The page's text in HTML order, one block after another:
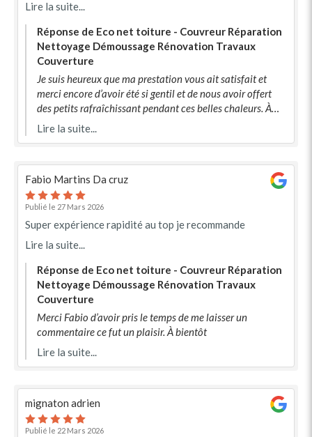
Lire la suite...
Réponse de Eco net toiture - Couvreur Réparation
Nettoyage Démoussage Rénovation Travaux
Couverture
Je suis heureux que ma prestation vous ait satisfait et
merci encore d’avoir été si gentil et de nous avoir offert
des petits rafraîchissant pendant ces belles chaleurs. À
bientôt
Lire la suite...
Fabio Martins Da cruz
Publié le 27 Mars 2026
Super expérience rapidité au top je recommande
Lire la suite...
Réponse de Eco net toiture - Couvreur Réparation
Nettoyage Démoussage Rénovation Travaux
Couverture
Merci Fabio d’avoir pris le temps de me laisser un
commentaire ce fut un plaisir. À bientôt
Lire la suite...
mignaton adrien
Publié le 22 Mars 2026